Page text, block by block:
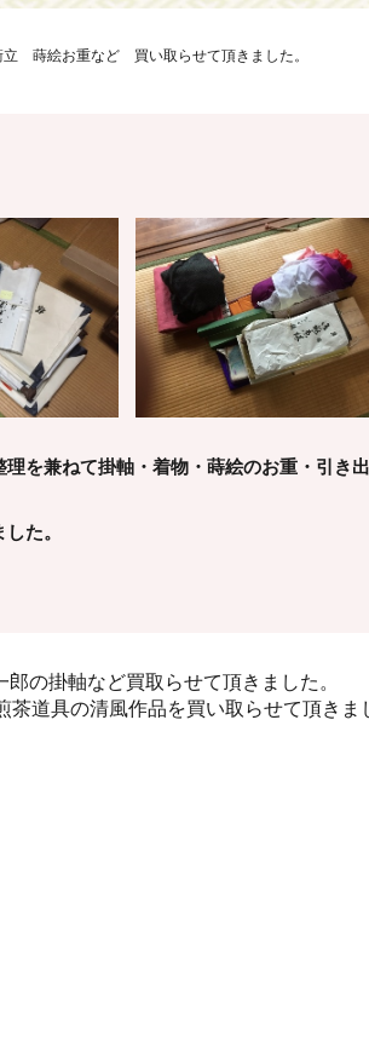
蒔絵お重など 買い取らせて頂きました。
を兼ねて掛軸・着物・蒔絵のお重・引き
た。
掛軸など買取らせて頂きました。
道具の清風作品を買い取らせて頂きま